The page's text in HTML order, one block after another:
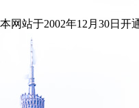
本网站于2002年12月30日开